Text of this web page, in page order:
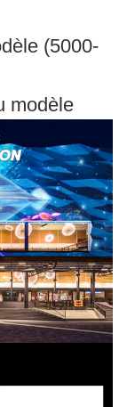
(5000-
modèle